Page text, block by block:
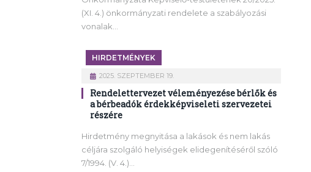
(XI. 4.) önkormányzati rendelete a szabályozási
vonalak…
HIRDETMÉNYEK
2025. SZEPTEMBER 19.
Rendelettervezet véleményezése bérlők és
a bérbeadók érdekképviseleti szervezetei
részére
Hirdetmény megnyitása a lakások és nem lakás
céljára szolgáló helyiségek elidegenítéséről szóló
7/1994. (V. 4.)…